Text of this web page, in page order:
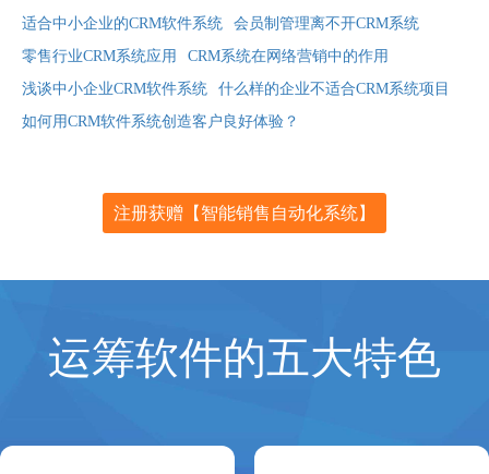
适合中小企业的CRM软件系统
会员制管理离不开CRM系统
零售行业CRM系统应用
CRM系统在网络营销中的作用
浅谈中小企业CRM软件系统
什么样的企业不适合CRM系统项目
如何用CRM软件系统创造客户良好体验？
注册获赠【智能销售自动化系统】
运筹软件的五大特色